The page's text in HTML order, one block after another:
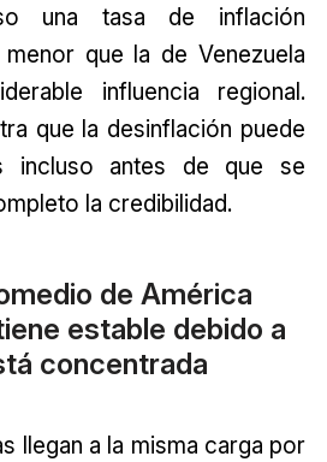
una tasa de inflación
que la de Venezuela
influencia regional.
que la desinflación puede
incluso antes de que se
la credibilidad.
de América
estable debido a
concentrada
llegan a la misma carga por